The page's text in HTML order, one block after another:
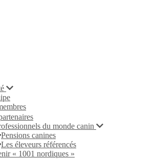
du monde canin
Pensions canines
Les éleveurs référencés
« 1001 nordiques »